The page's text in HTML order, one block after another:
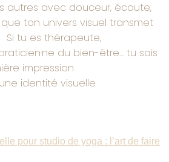
autres avec douceur, écoute,
ton univers visuel transmet
tu es thérapeute,
du bien-être… tu sais
impression
identité visuelle
pour studio de yoga : l’art de faire